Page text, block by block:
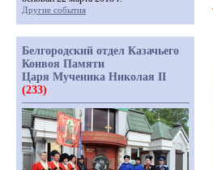
Другие события
Белгородский отдел Казачьего
Конвоя Памяти
Царя Мученика Николая II
(233)